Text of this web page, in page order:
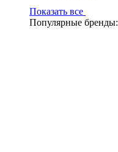
Показать все
Популярные бренды: